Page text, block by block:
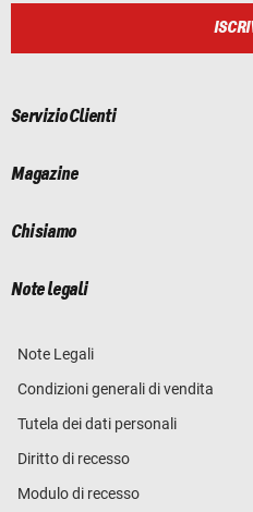
Servizio Clienti
Magazine
Chi siamo
Note legali
Note Legali
Condizioni generali di vendita
Tutela dei dati personali
Diritto di recesso
Modulo di recesso